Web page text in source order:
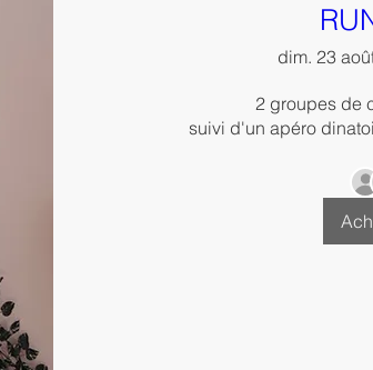
dim. 23
2 groupes de
suivi d'un apéro